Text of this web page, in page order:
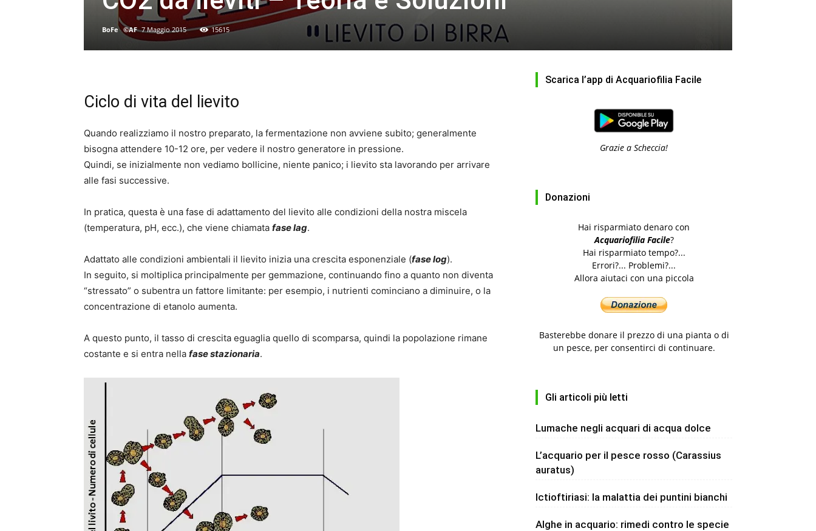
BoFe -©AF 7 Maggio 2015 15615
Ciclo di vita del lievito
Quando realizziamo il nostro preparato, la fermentazione non avviene subito; generalmente
bisogna attendere 10-12 ore, per vedere il nostro generatore in pressione.
Quindi, se inizialmente non vediamo bollicine, niente panico; i lievito sta lavorando per arrivare
alle fasi successive.
In pratica, questa è una fase di adattamento del lievito alle condizioni della nostra miscela
(temperatura, pH, ecc.), che viene chiamata fase lag.
Adattato alle condizioni ambientali il lievito inizia una crescita esponenziale (fase log).
In seguito, si moltiplica principalmente per gemmazione, continuando fino a quanto non diventa
“stressato” o subentra un fattore limitante: per esempio, i nutrienti cominciano a diminuire, o la
concentrazione di etanolo aumenta.
A questo punto, il tasso di crescita eguaglia quello di scomparsa, quindi la popolazione rimane
costante e si entra nella fase stazionaria.
Scarica l’app di Acquariofilia Facile
Grazie a Scheccia!
Donazioni
Hai risparmiato denaro con
Acquariofilia Facile?
Hai risparmiato tempo?...
Errori?... Problemi?...
Allora aiutaci con una piccola
Basterebbe donare il prezzo di una pianta o di
un pesce, per consentirci di continuare.
Gli articoli più letti
Lumache negli acquari di acqua dolce
L’acquario per il pesce rosso (Carassius
auratus)
Ictioftiriasi: la malattia dei puntini bianchi
Alghe in acquario: rimedi contro le specie